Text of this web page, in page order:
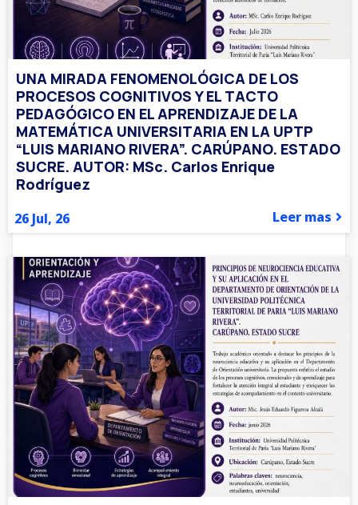
UNA MIRADA FENOMENOLÓGICA DE LOS
PROCESOS COGNITIVOS Y EL TACTO
PEDAGÓGICO EN EL APRENDIZAJE DE LA
MATEMÁTICA UNIVERSITARIA EN LA UPTP
“LUIS MARIANO RIVERA”. CARÚPANO. ESTADO
SUCRE. AUTOR: MSc. Carlos Enrique
Rodríguez
26 Jul, 26 Leer mas